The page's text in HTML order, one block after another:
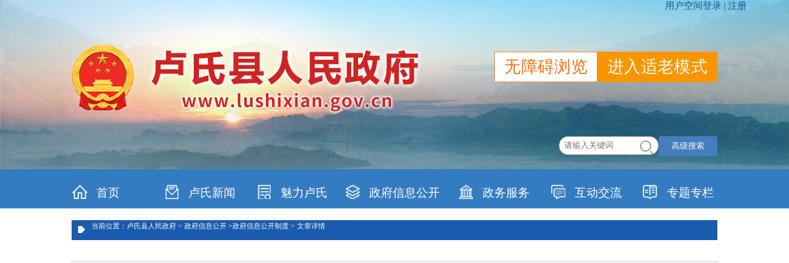
无障碍浏览 进入适老模式
高级搜索
首页 卢氏新闻 魅力卢氏 政府信息公开 政务服务 互动交流 专题专栏
当前位置：卢氏县人民政府 > 政府信息公开 >政府信息公开制度 > 文章详情